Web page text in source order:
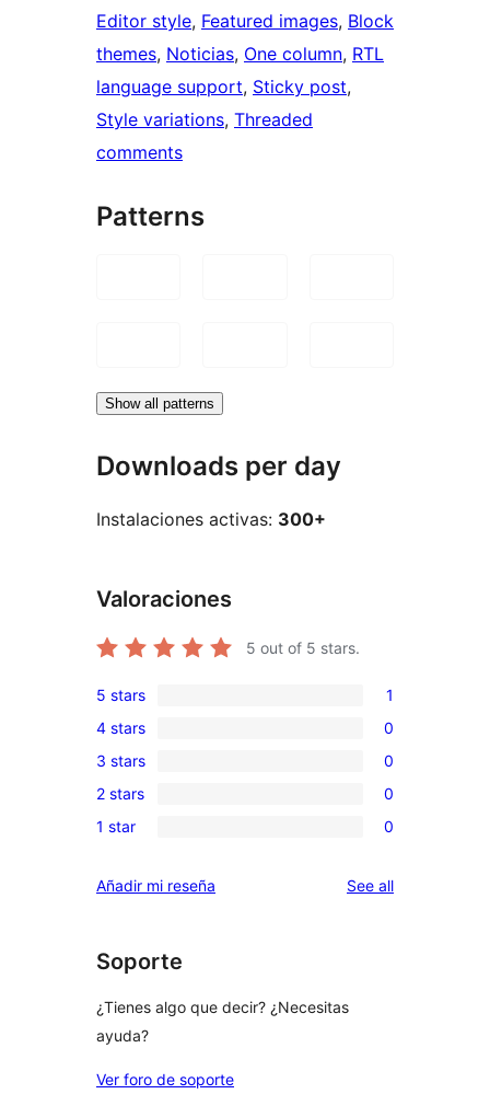
Editor style, Featured images, Block
themes, Noticias, One column, RTL
language support, Sticky post
Style variations, Threaded
comments
Patterns
Show all patterns
Downloads per day
Instalaciones activas: 300+
Valoraciones
5 out of 5 stars.
5-
star
review
5 stars 1
4-
star
reviews
4 stars 0
0
3-
star
3 stars 0
2-
reviews
2 stars 0
star
1 star 0
Añadir mi reseña See allreviews
Soporte
¿Tienes algo que decir? ¿Necesitas
ayuda?
Ver foro de soporte